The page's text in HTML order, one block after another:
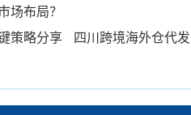
场布局？
策略分享 四川跨境海外仓代发